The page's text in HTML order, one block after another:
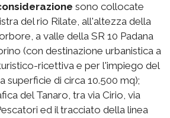
sono collocate
del rio Rilate, all'altezza della
a valle della SR 10 Padana
(con destinazione urbanistica a
ricettiva e per l'impiego del
superficie di circa 10.500 mq);
del Tanaro, tra via Cirio, via
ed il tracciato della linea